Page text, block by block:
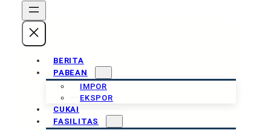
BERITA
PABEAN
IMPOR
EKSPOR
CUKAI
FASILITAS